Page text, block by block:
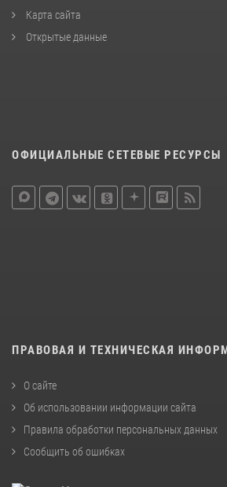
Карта сайта
Открытые данные
ОФИЦИАЛЬНЫЕ СЕТЕВЫЕ РЕСУРСЫ
ПРАВОВАЯ И ТЕХНИЧЕСКАЯ
О сайте
Об использовании информации сайта
Правила обработки персональных данных
Сообщить об ошибках